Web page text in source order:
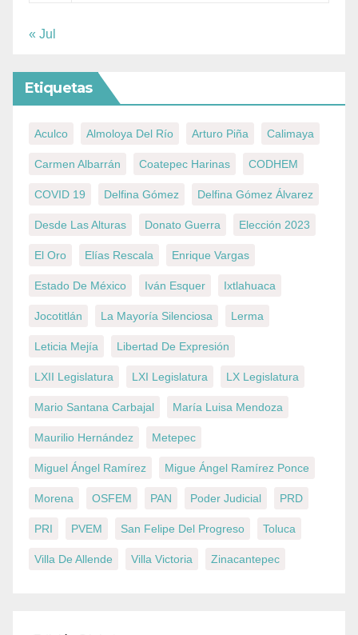
« Jul
Etiquetas
Aculco Almoloya Del Río Arturo Piña Calimaya
Carmen Albarrán Coatepec Harinas CODHEM
COVID 19 Delfina Gómez Delfina Gómez Álvarez
Desde Las Alturas Donato Guerra Elección 2023
El Oro Elías Rescala Enrique Vargas
Estado De México Iván Esquer Ixtlahuaca
Jocotitlán La Mayoría Silenciosa Lerma
Leticia Mejía Libertad De Expresión
LXII Legislatura LXI Legislatura LX Legislatura
Mario Santana Carbajal María Luisa Mendoza
Maurilio Hernández Metepec
Miguel Ángel Ramírez Migue Ángel Ramírez Ponce
Morena OSFEM PAN Poder Judicial PRD
PRI PVEM San Felipe Del Progreso Toluca
Villa De Allende Villa Victoria Zinacantepec